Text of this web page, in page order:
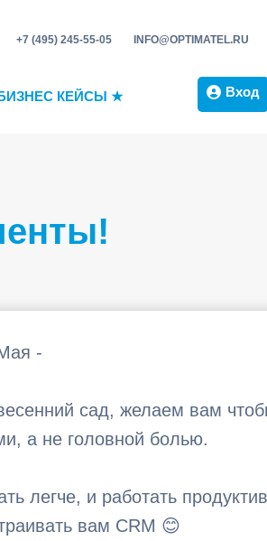
+7 (495) 245-55-05 INFO@OPTIMATEL.RU
КЕЙСЫ ★ Вход
-
сад, желаем вам
а не головной болью.
легче, и работать
вам CRM 😊